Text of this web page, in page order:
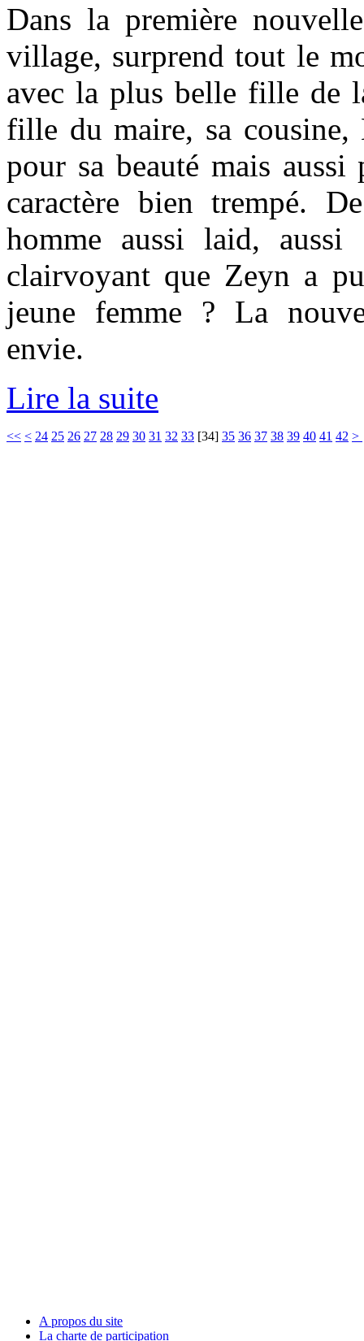
Dans la première
village, surprend tout le
avec la plus belle fille de
fille du maire, sa cousine,
pour sa beauté mais
caractère bien trempé.
homme aussi laid,
clairvoyant que Zeyn a
jeune femme ? La
envie.
Lire la suite
<< < 24 25 26 27 28 29 30 31 32 33 [34] 35 36 37 38 39 40 41 42 >
A propos du site
La charte de participation